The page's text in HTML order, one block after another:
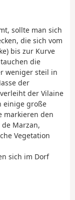
sollte man sich
die sich vom
bis zur Kurve
die
weniger steil in
der
der Vilaine
einige große
markieren den
de Marzan,
Vegetation
sich im Dorf